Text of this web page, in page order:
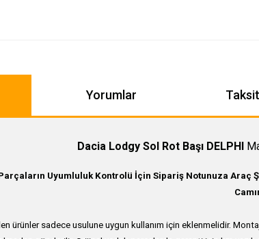
Yorumlar
Dacia Lodgy Sol Rot Başı DELPHI
Parçaların Uyumluluk Kontrolü İçin Sipariş Notunuza
ürünler sadece usulune uygun kullanım için eklenmelidir.